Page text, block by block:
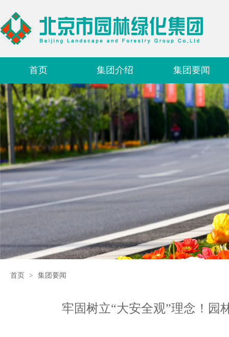
首页 集团介绍 集团要闻
首页 > 集团要闻
牢固树立“大安全观”理念！园